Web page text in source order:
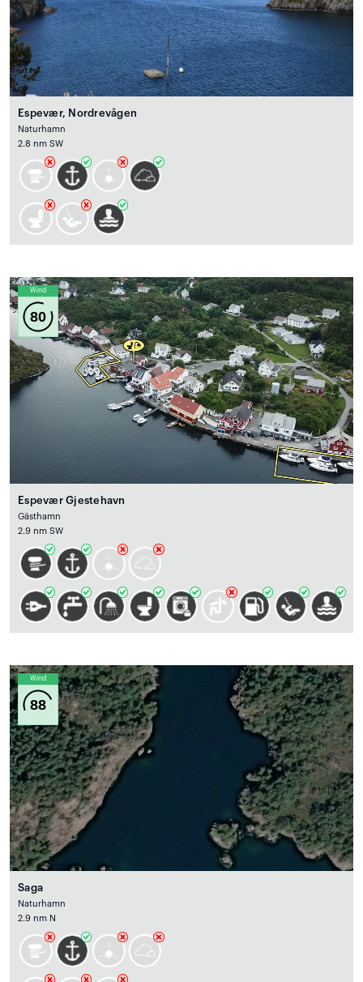
Espevær, Nordrevågen
Naturhamn
2.8 nm SW
Wind
80
Espevær Gjestehavn
Gästhamn
2.9 nm SW
Wind
88
Saga
Naturhamn
2.9 nm N